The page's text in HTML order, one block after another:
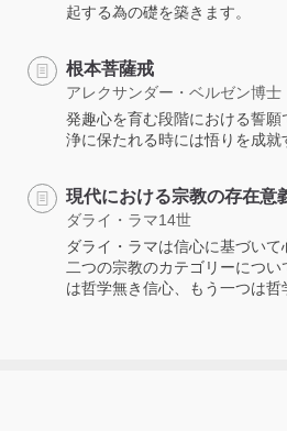
起する為の礎を築きます。
根本菩薩戒
アレクサンダー・ベルゼン博士
発趣心を育む段階における誓
浄に保たれる時には悟りを成就
現代における宗教の存在意
ダライ・ラマ14世
ダライ・ラマは信心に基づい
二つの宗教のカテゴリーにつ
は哲学無き信心、もう一つは哲